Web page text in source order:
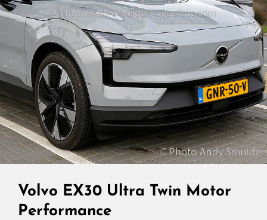
Volvo EX30 Ultra Twin Motor
Performance